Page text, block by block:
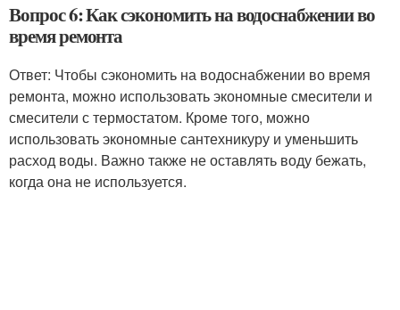
Вопрос 6: Как сэкономить на водоснабжении во
время ремонта
Ответ: Чтобы сэкономить на водоснабжении во время
ремонта, можно использовать экономные смесители и
смесители с термостатом. Кроме того, можно
использовать экономные сантехникуру и уменьшить
расход воды. Важно также не оставлять воду бежать,
когда она не используется.